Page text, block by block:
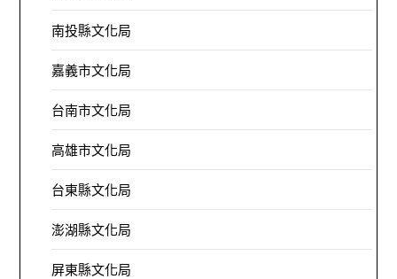
南投縣文化局
嘉義市文化局
台南市文化局
高雄市文化局
台東縣文化局
澎湖縣文化局
屏東縣文化局